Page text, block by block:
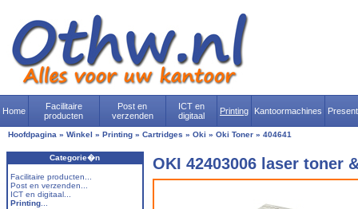
Home
Facilitaire
producten
Post en
verzenden
ICT en
digitaal
Printing Kantoormachines
Hoofdpagina » Winkel » Printing » Cartridges » Oki » Oki Toner » 404641
Categorie�n
Facilitaire producten...
Post en verzenden...
ICT en digitaal...
Printing
OKI 42403006 laser toner